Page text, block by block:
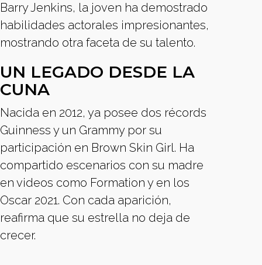
Barry Jenkins, la joven ha demostrado
habilidades actorales impresionantes,
mostrando otra faceta de su talento.
UN LEGADO DESDE LA
CUNA
Nacida en 2012, ya posee dos récords
Guinness y un Grammy por su
participación en Brown Skin Girl. Ha
compartido escenarios con su madre
en videos como Formation y en los
Oscar 2021. Con cada aparición,
reafirma que su estrella no deja de
crecer.